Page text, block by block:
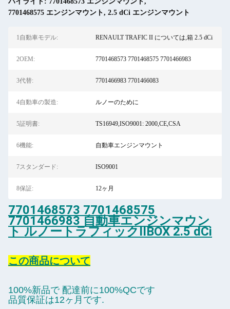
7701468575 エンジンマウント, 2.5 dCi エンジンマウント
1自動車モデル: RENAULT TRAFIC II については,箱 2.5 dCi
2OEM: 7701468573 7701468575 7701466983
3代替: 7701466983 7701466083
4自動車の製造: ルノーのために
5証明書: TS16949,ISO9001: 2000,CE,CSA
6機能: 自動車エンジンマウント
7スタンダード: ISO9001
8保証: 12ヶ月
7701468573 7701468575
7701466983 自動車エンジンマウン
ト ルノートラフィックIIBOX 2.5 dCi
この商品について
100%新品で 配達前に100%QCです
品質保証は12ヶ月です.